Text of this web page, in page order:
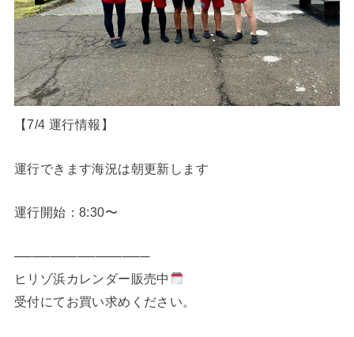
【7/4 運行情報】
運行できます海況は朝更新します
運行開始：8:30〜
───────────────
ヒリゾ浜カレンダー販売中
受付にてお買い求めください。